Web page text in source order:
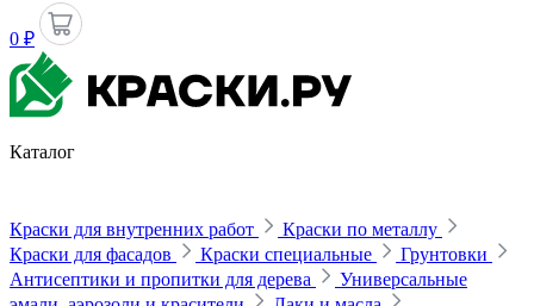
0 ₽
Каталог
Краски для внутренних работ
Краски по металлу
Краски для фасадов
Краски специальные
Грунтовки
Антисептики и пропитки для дерева
Универсальные